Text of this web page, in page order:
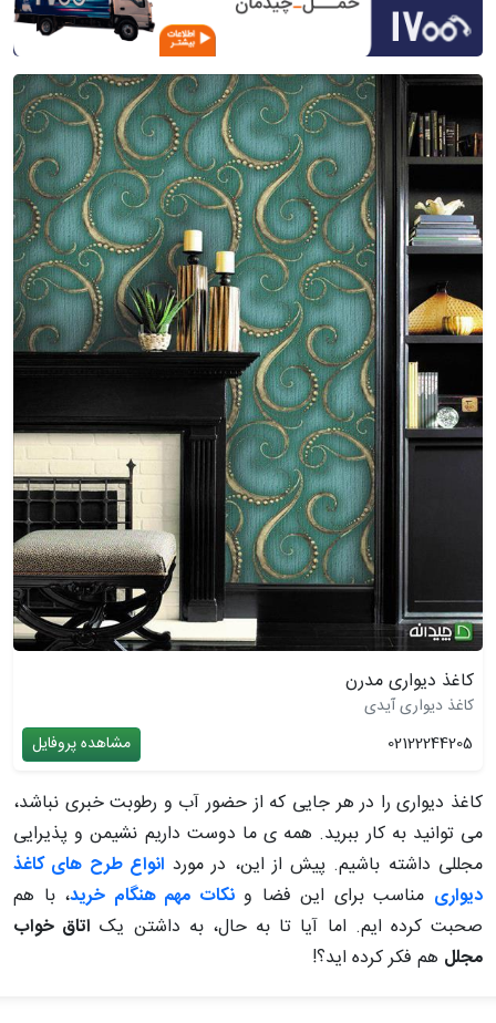
کاغذ دیواری مدرن
کاغذ دیواری آیدی
02122244205
مشاهده پروفایل
کاغذ دیواری را در هر جایی که از حضور آب و رطوبت خبری نباشد،
می توانید به کار ببرید. همه ی ما دوست داریم نشیمن و پذیرایی
مجللی داشته باشیم. پیش از این، در مورد انواع طرح های کاغذ
دیواری مناسب برای این فضا ونکات مهم هنگام خرید، با هم
صحبت کرده ایم. اما آیا تا به حال، به داشتن یک اتاق خواب
مجلل هم فکر کرده اید؟!